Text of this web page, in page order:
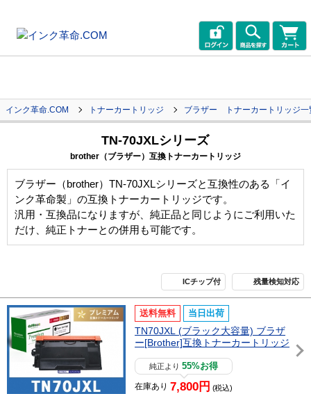
インク革命.COM トナーカートリッジ ブラザー トナーカートリッジ一
TN-70JXLシリーズ
brother（ブラザー）互換トナーカートリッジ
ブラザー（brother）TN-70JXLシリーズと互換性のある「イ
ンク革命製」の互換トナーカートリッジです。
汎用・互換品になりますが、純正品と同じようにご利用いた
だけ、純正トナーとの併用も可能です。
ICチップ付 残量検知対応
送料無料 当日出荷
TN70JXL (ブラック大容量) ブラザ
ー[Brother]互換トナーカートリッジ
純正より55%お得
在庫あり 7,800円 (税込)